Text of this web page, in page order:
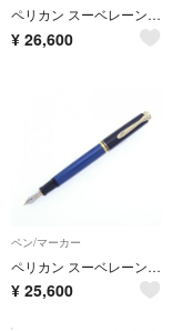
ペリカン スーベレーンM400グリーンストライプ 万年筆
¥ 26,600
ペン/マーカー
ペリカン スーベレーンM400ブルーストライプ 万年筆
¥ 25,600